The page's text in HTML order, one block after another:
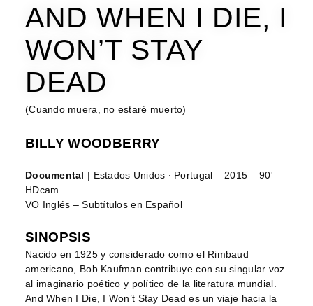
AND WHEN I DIE, I
WON’T STAY
DEAD
(Cuando muera, no estaré muerto)
BILLY WOODBERRY
Documental
| Estados Unidos ∙ Portugal – 2015 – 90' –
HDcam
VO Inglés – Subtítulos en Español
SINOPSIS
Nacido en 1925 y considerado como el Rimbaud
americano, Bob Kaufman contribuye con su singular voz
al imaginario poético y político de la literatura mundial.
And When I Die, I Won’t Stay Dead es un viaje hacia la